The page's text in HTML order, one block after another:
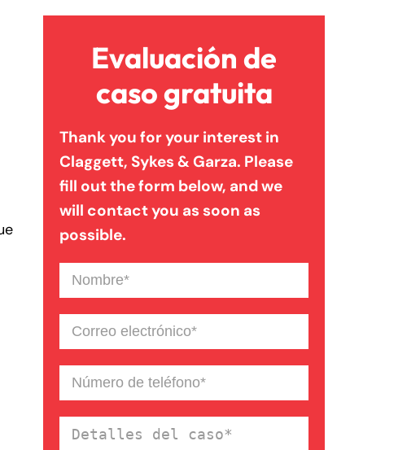
Lesión catastrófica
Lesiones Personales
Mordeduras De Perro
Muerte Injusta
Resbalones Y Caidas
Responsabilidad De
Productos
Evaluación de
caso gratuita
Thank you for your interest in
Claggett, Sykes & Garza. Please
fill out the form below, and we
will contact you as soon as
possible.
Nombre(Required)
Correo
electrónico(Required)
Número
de
teléfono(Required)
Detalles
PM
PM
PM
PM
PM
PM
PM
PM
PM
PM